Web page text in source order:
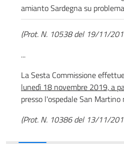
amianto Sardegna su
(Prot. N. 10538 del 19/11/
...
La Sesta Commissione
lunedì 18 novembre 2019, a
presso l'ospedale San
(Prot. N. 10386 del 13/11/